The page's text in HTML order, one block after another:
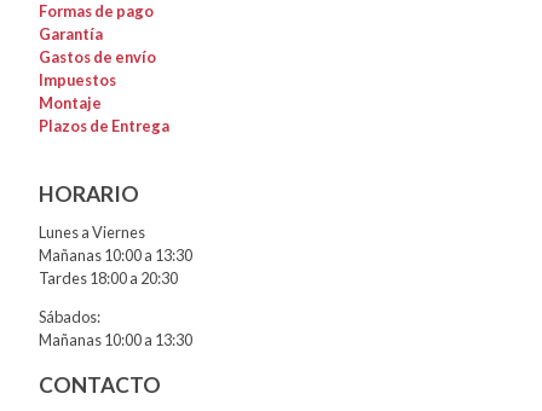
Formas de pago
Garantía
Gastos de envío
Impuestos
Montaje
Plazos de Entrega
HORARIO
Lunes a Viernes
Mañanas 10:00 a 13:30
Tardes 18:00 a 20:30
Sábados:
Mañanas 10:00 a 13:30
CONTACTO